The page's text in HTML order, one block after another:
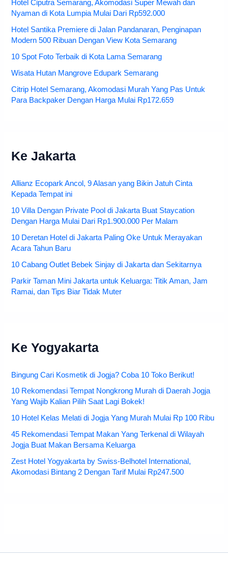
Hotel Ciputra Semarang, Akomodasi Super Mewah dan
Nyaman di Kota Lumpia Mulai Dari Rp592.000
Hotel Santika Premiere di Jalan Pandanaran, Penginapan
Modern 500 Ribuan Dengan View Kota Semarang
10 Spot Foto Terbaik di Kota Lama Semarang
Wisata Hutan Mangrove Edupark Semarang
Citrip Hotel Semarang, Akomodasi Murah Yang Pas Untuk
Para Backpaker Dengan Harga Mulai Rp172.659
Ke Jakarta
Allianz Ecopark Ancol, 9 Alasan yang Bikin Jatuh Cinta
Kepada Tempat ini
10 Villa Dengan Private Pool di Jakarta Buat Staycation
Dengan Harga Mulai Dari Rp1.900.000 Per Malam
10 Deretan Hotel di Jakarta Paling Oke Untuk Merayakan
Acara Tahun Baru
10 Cabang Outlet Bebek Sinjay di Jakarta dan Sekitarnya
Parkir Taman Mini Jakarta untuk Keluarga: Titik Aman, Jam
Ramai, dan Tips Biar Tidak Muter
Ke Yogyakarta
Bingung Cari Kosmetik di Jogja? Coba 10 Toko Berikut!
10 Rekomendasi Tempat Nongkrong Murah di Daerah Jogja
Yang Wajib Kalian Pilih Saat Lagi Bokek!
10 Hotel Kelas Melati di Jogja Yang Murah Mulai Rp 100 Ribu
45 Rekomendasi Tempat Makan Yang Terkenal di Wilayah
Jogja Buat Makan Bersama Keluarga
Zest Hotel Yogyakarta by Swiss-Belhotel International,
Akomodasi Bintang 2 Dengan Tarif Mulai Rp247.500